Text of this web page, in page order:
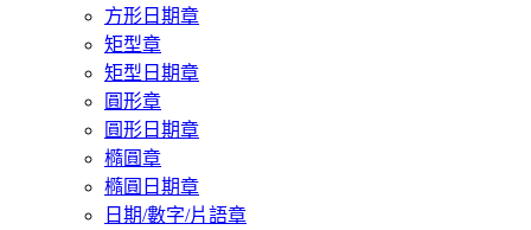
方形日期章
矩型章
矩型日期章
圓形章
圓形日期章
橢圓章
橢圓日期章
日期/數字/片語章